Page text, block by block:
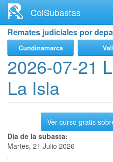
contenido
principal
ColSubastas
Remates judiciales por
Cundinamarca
2026-07-21
La Isla
Ver curso gratis
Día de la subasta:
Martes, 21 Julio 2026